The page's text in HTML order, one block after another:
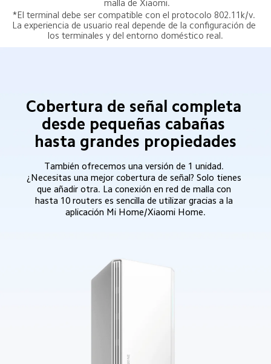
malla de Xiaomi.
*El terminal debe ser compatible con el protocolo 802.11k/v.
La experiencia de usuario real depende de la configuración de
los terminales y del entorno doméstico real.
Cobertura de señal completa
desde pequeñas cabañas
hasta grandes propiedades
También ofrecemos una versión de 1 unidad.
¿Necesitas una mejor cobertura de señal? Solo tienes
que añadir otra. La conexión en red de malla con
hasta 10 routers es sencilla de utilizar gracias a la
aplicación Mi Home/Xiaomi Home.